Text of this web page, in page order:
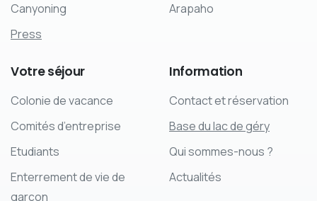
Canyoning
Press
Arapaho
Votreséjour
Colonie de vacance
Comités d’entreprise
Etudiants
Enterrement de vie de
garçon
Information
Contact et réservation
Base du lac de géry
Qui sommes-nous ?
Actualités